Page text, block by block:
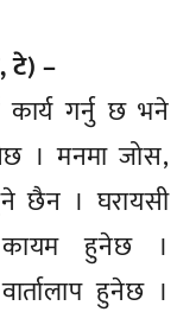
टे) –
कार्य गर्नु छ भने
। मनमा जोस,
छैन । घरायसी
कायम हुनेछ ।
हुनेछ ।